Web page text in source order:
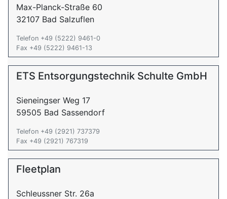
Max-Planck-Straße 60
32107 Bad Salzuflen
Telefon +49 (5222) 9461-0
Fax +49 (5222) 9461-13
ETS Entsorgungstechnik Schulte GmbH
Sieneingser Weg 17
59505 Bad Sassendorf
Telefon +49 (2921) 737379
Fax +49 (2921) 767319
Fleetplan
Schleussner Str. 26a